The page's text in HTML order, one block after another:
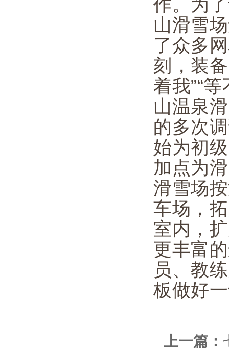
作。为
山滑雪
了众多
刻，装
着我”“
山温泉
的多次
始为初
加点为
滑雪场
车场，
室内，
更丰富
员、教
板做好
上一篇：